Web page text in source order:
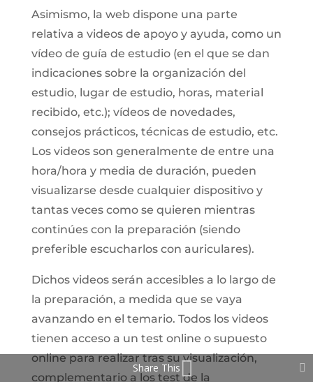
Asimismo, la web dispone una parte
relativa a videos de apoyo y ayuda, como un
vídeo de guía de estudio (en el que se dan
indicaciones sobre la organización del
estudio, lugar de estudio, horas, material
recibido, etc.); vídeos de novedades,
consejos prácticos, técnicas de estudio, etc.
Los videos son generalmente de entre una
hora/hora y media de duración, pueden
visualizarse desde cualquier dispositivo y
tantas veces como se quieren mientras
continúes con la preparación (siendo
preferible escucharlos con auriculares).
Dichos videos serán accesibles a lo largo de
la preparación, a medida que se vaya
avanzando en el temario. Todos los videos
tienen acceso a un test online o supuesto
online para realizar tras su visualización,
complementario a los test de la
Share This